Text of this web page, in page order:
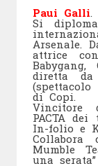
Paui Galli
Si
Arsenale.
attrice
diretta da
di Copi.
Vincitore
PACTA
In-folio e
Mumble
una